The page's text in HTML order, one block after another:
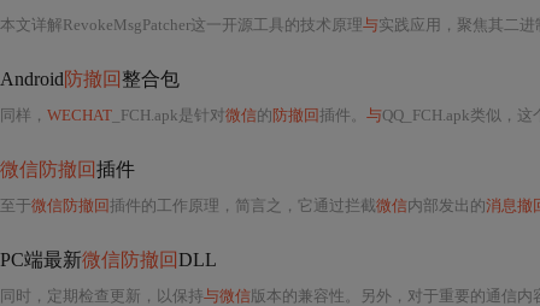
本文详解RevokeMsgPatcher这一开源工具的技术原理与实践应用，聚焦其二
Android防撤回整合包
同样， WECHAT _FCH.apk是针对微信的 防撤回插件。 与QQ_FCH.apk类似，
微信防撤回插件
至于微信防撤回插件的工作原理，简言之，它通过拦截微信内部发出的消息撤
PC端最新微信防撤回DLL
同时，定期检查更新，以保持与微信版本的兼容性。另外，对于重要的通信内容，最好